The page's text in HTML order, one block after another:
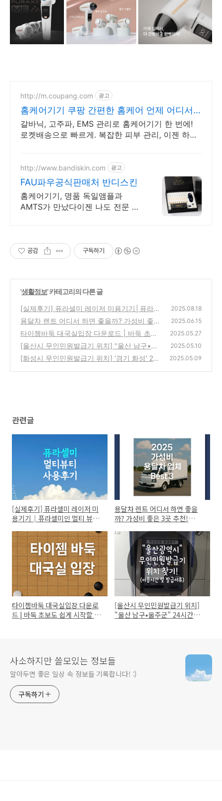
http://m.coupang.com 광고
홈케어기기 쿠팡 간편한 홈케어 언제 어디서
든
갈바닉, 고주파, EMS 관리로 홈케어기기 한 번에!
로켓배송으로 빠르게. 복잡한 피부 관리, 이젠 하나
http://www.bandiskin.com 광고
FAU파우공식판매처 반디스킨
홈케어기기, 명품 독일앰플과
AMTS가 만났다이젠 나도 전문 에
공감 구독하기
'생활정보' 카테고리의 다른 글
[실제후기] 퓨라셀미 레이저 미용기기│퓨라셀
미인 멀티 뷰티디바이스 (사용후기)
(0)
2025.08.18
용달차 렌트 어디서 하면 좋을까? 가성비 좋은
3곳 추천! (2025 용달차 대여 비용)
(0)
2025.06.15
타이젬바둑 대국실입장 다운로드 | 바둑 초보
도 쉽게 시작할 수 있어요
(0)
2025.05.27
[울산시 무인민원발급기 위치] "울산 남구•울
주군" 24시간무인민원발급기 | 발급가능 증명
2025.05.10
[화성시 무인민원발급기 위치] '경기 화성' 24
2025.05.09
관련글
[실제후기] 퓨라셀미 레이저 미
용기기│퓨라셀미인 멀티 뷰티
용달차 렌트 어디서 하면 좋을
까? 가성비 좋은 3곳 추천!
타이젬바둑 대국실입장 다운로
드 | 바둑 초보도 쉽게 시작할 수
[울산시 무인민원발급기 위치]
"울산 남구•울주군" 24시간무
사소하지만 쓸모있는 정보들
알아두면 좋은 일상 속 정보들 기록합니다! :)
구독하기